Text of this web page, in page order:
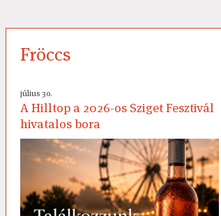
Fröccs
július 30.
A Hilltop a 2026-os Sziget Fesztivál
hivatalos bora